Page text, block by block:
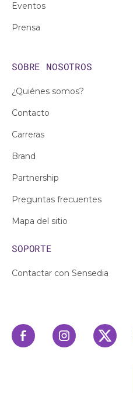
Eventos
Prensa
SOBRE NOSOTROS
¿Quiénes somos?
Contacto
Carreras
Brand
Partnership
Preguntas frecuentes
Mapa del sitio
SOPORTE
Contactar con Sensedia